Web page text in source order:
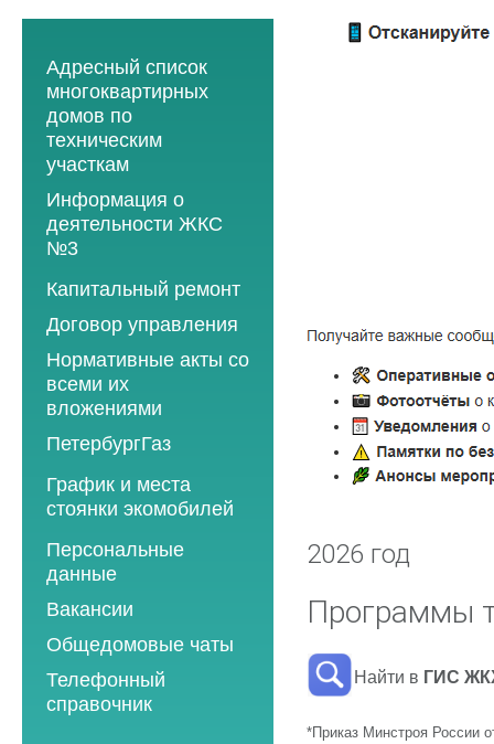
Адресный список
многоквартирных
домов по
техническим
участкам
Информация о
деятельности ЖКС
№3
Программы
2013 год
2014 год
2015 год
2016 год
2017 год
2018 год
2021 год
2022 год
Капитальный ремонт
Договор управления
Нормативные акты со
всеми их
вложениями
ПетербургГаз
2018 год
2019 год
2020 год
2021 год
2022 год
2023 год
2024 год
График и места
стоянки экомобилей
2019 год
2020 год
2021 год
2022 год
2023 год
2024 год
Персональные
данные
Вакансии
Общедомовые чаты
Телефонный
справочник
2026 год
Программы
Найти в ГИС
*Приказ Минстроя России